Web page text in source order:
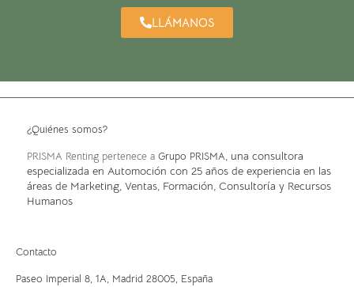
LLÁMANOS
¿Quiénes somos?
PRISMA Renting pertenece a Grupo PRISMA, una consultora
especializada en Automoción con 25 años de experiencia en las
áreas de Marketing, Ventas, Formación, Consultoría y Recursos
Humanos
Contacto
Paseo Imperial 8, 1A, Madrid 28005, España